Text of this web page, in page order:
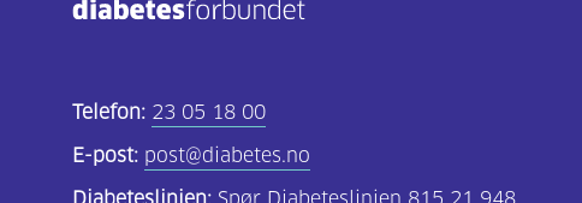
Telefon: 23 05 18 00
E-post: post@diabetes.no